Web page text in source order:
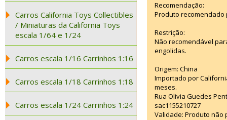
Carros California Toys Collectibles
/ Miniaturas da California Toys
escala 1/64 e 1/24
Carros escala 1/16 Carrinhos 1:16
Carros escala 1/18 Carrinhos 1:18
Carros escala 1/24 Carrinhos 1:24
Recomendação:
Produto recomendado
Restrição:
Não recomendável
engolidas.
Origem: China
Importado por
meses.
Rua Olivia Guedes
sac1155210727
Validade: Produto não